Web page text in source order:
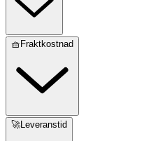
🧺Fraktkostnad
🚀Leveranstid